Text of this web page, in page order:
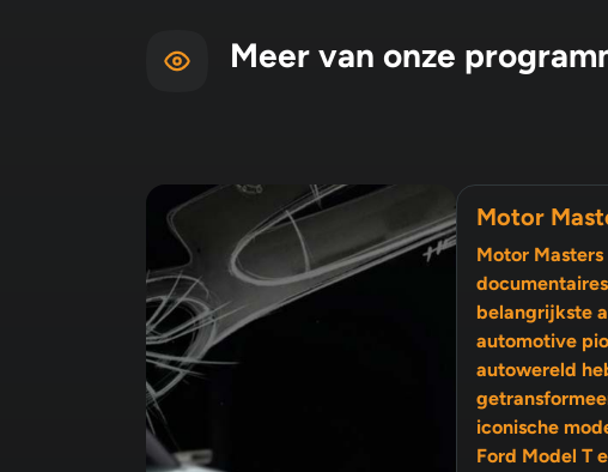
Meer van onze
Motor
Motor Masters
belangrijkste
automotive
autowereld
iconische
Ford Model T